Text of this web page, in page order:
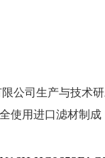
公司生产与技术
使用进口滤材制